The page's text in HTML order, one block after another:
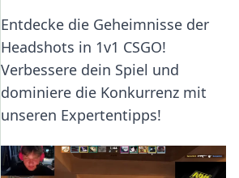
Entdecke die Geheimnisse der
Headshots in 1v1 CSGO!
Verbessere dein Spiel und
dominiere die Konkurrenz mit
unseren Expertentipps!